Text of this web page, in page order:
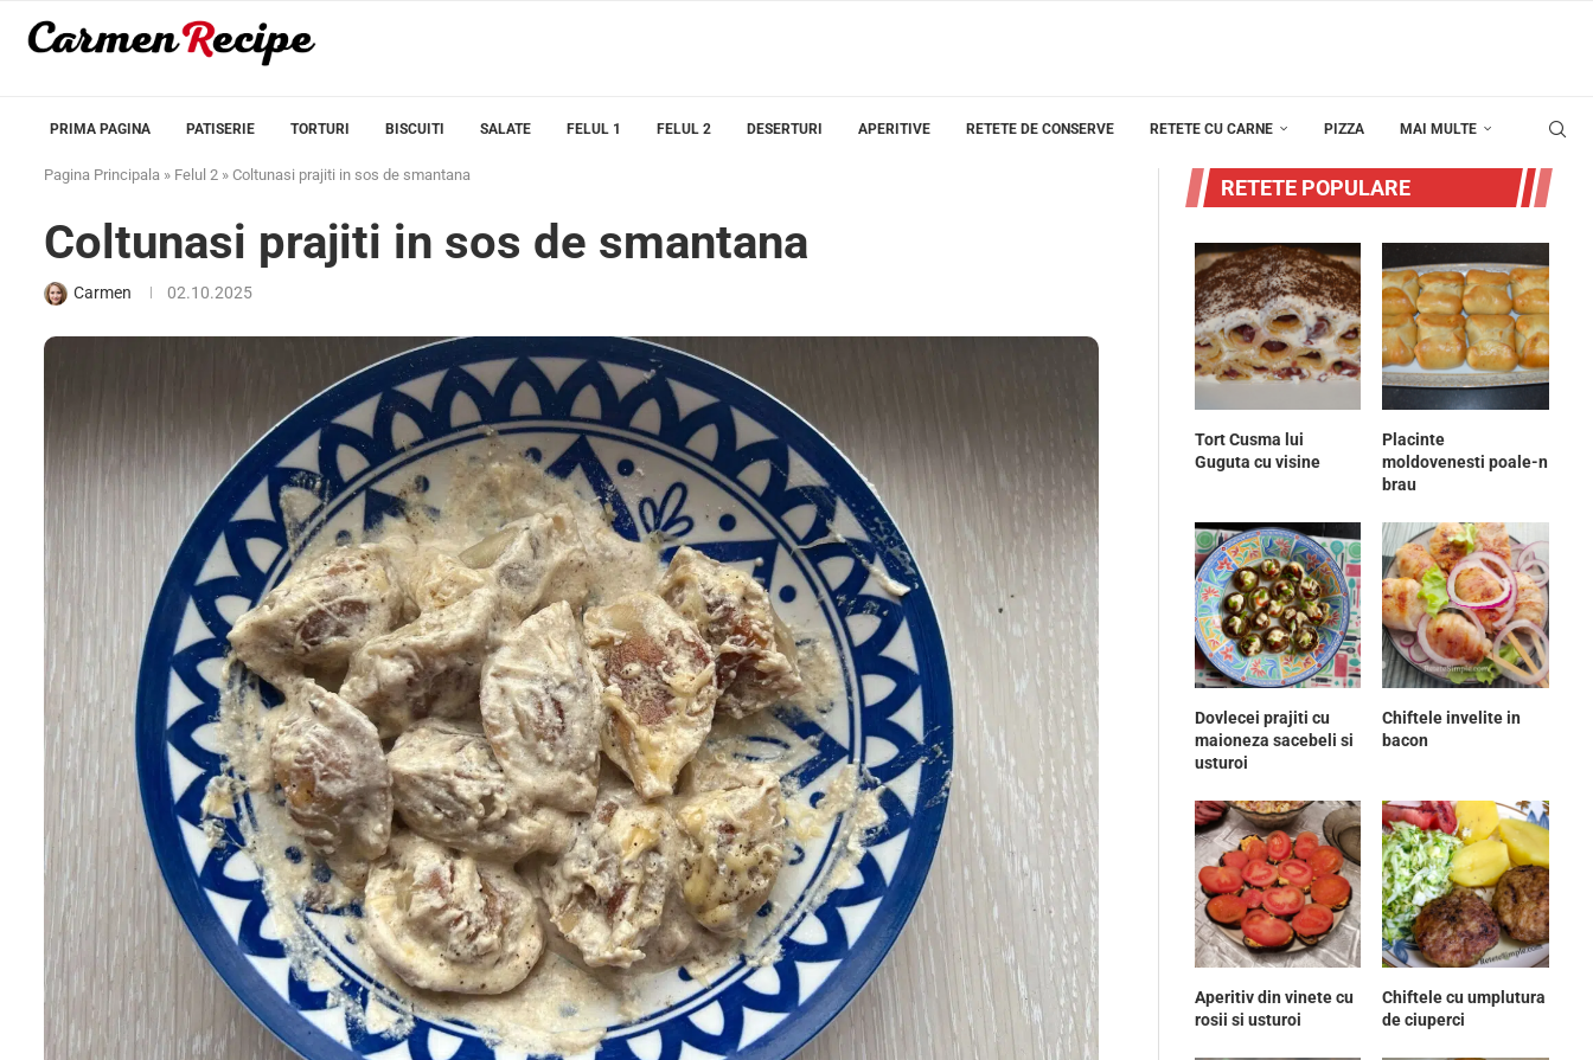
PRIMA PAGINA PATISERIE TORTURI BISCUITI SALATE FELUL 1 FELUL 2 DESERTURI APERITIVE RETETE DE CONSERVE RETETE CU CARNE PIZZA MAI MULTE
Pagina Principala » Felul 2 » Coltunasi prajiti in sos de smantana
Coltunasi prajiti in sos de smantana
Carmen 02.10.2025
RETETE POPULARE
Tort Cusma lui
Guguta cu visine
Placinte
moldovenesti poale-n
brau
Dovlecei prajiti cu
maioneza sacebeli si
usturoi
Chiftele invelite in
bacon
Aperitiv din vinete cu
rosii si usturoi
Chiftele cu umplutura
de ciuperci